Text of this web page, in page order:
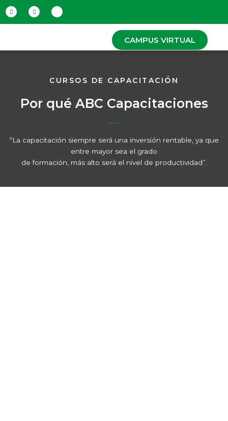
CAMPUS VIRTUAL
CURSOS DE CAPACITACIÓN
Por qué ABC Capacitaciones
“La capacitación siempre será una inversión rentable, ya que
entre mayor sea el grado
de formación, más alto será el nivel de productividad”.